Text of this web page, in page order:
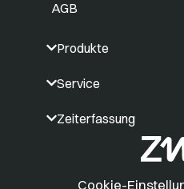
AGB
Produkte
Service
Zeiterfassung
Cookie-